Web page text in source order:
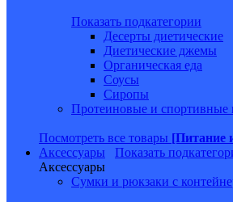
Показать подкатегории
Десерты диетические
Диетические джемы
Органическая еда
Соусы
Сиропы
Протеиновые и спортивные
Посмотреть все товары [Питание
Аксессуары
Показать
Аксессуары
Сумки и рюкзаки с